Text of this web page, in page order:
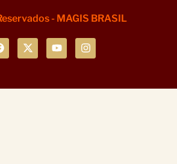
- MAGIS BRASIL